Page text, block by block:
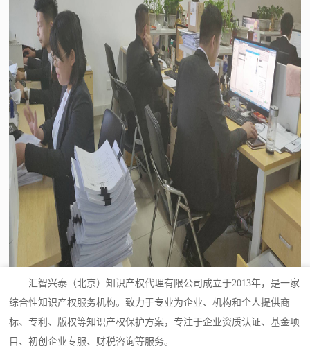
汇智兴泰（北京）知识产权代理有限公司成立于2013年，是一家
综合性知识产权服务机构。致力于专业为企业、机构和个人提供商
标、专利、版权等知识产权保护方案，专注于企业资质认证、基金项
目、初创企业专服、财税咨询等服务。